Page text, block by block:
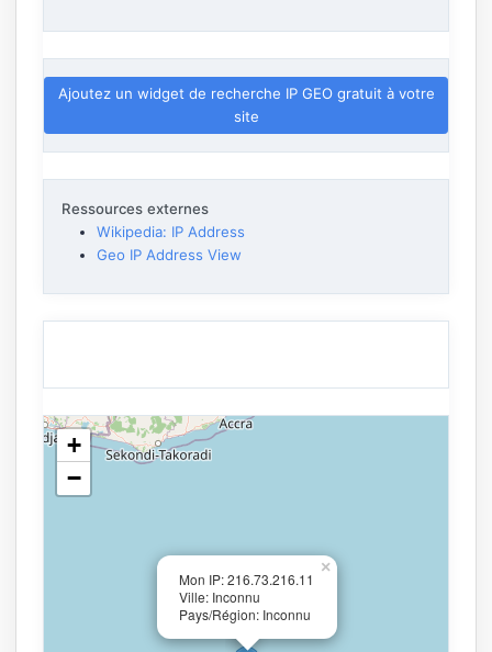
Ajoutez un widget de recherche IP GEO gratuit à votre
site
Ressources externes
Wikipedia: IP Address
Geo IP Address View
Mon IP: 216.73.216.11
Ville: Inconnu
Pays/Région: Inconnu
×
+
−